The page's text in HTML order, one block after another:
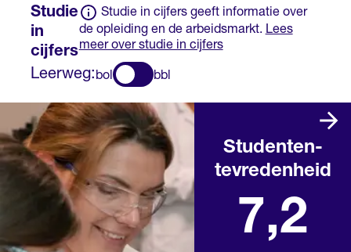
Studie
in
cijfers
Studie in cijfers geeft informatie over
de opleiding en de arbeidsmarkt. Lees
meer over studie in cijfers
Leerweg: bol bbl
Studenten­
tevredenheid
7,2